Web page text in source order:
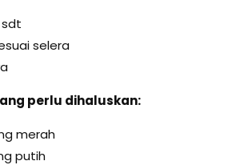
sdt
selera
perlu dihaluskan:
merah
putih